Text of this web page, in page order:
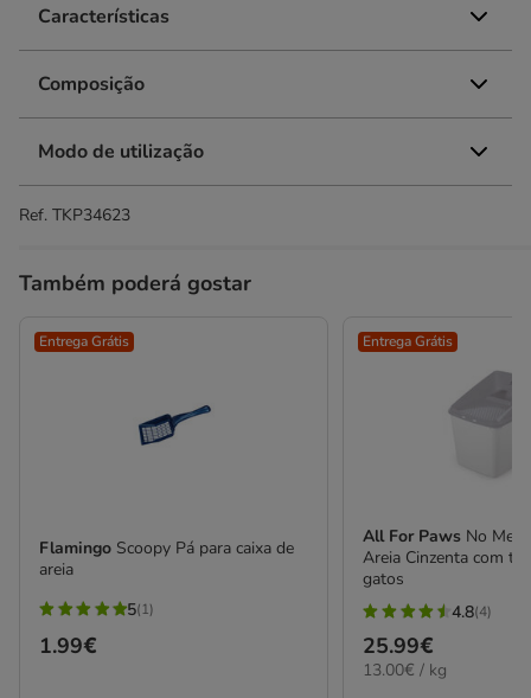
Características
Composição
Modo de utilização
Ref. TKP34623
Também poderá gostar
Entrega Grátis
Flamingo Scoopy Pá para caixa de
areia
5
estrelas
5(1)
Preço
1.99€
Entrega Grátis
All For Paws No
Areia Cinzenta com
gatos
4.8
estrelas
com
4.8(4)
Preço
25.99€
25.99€
13.00€
13.00€ / kg